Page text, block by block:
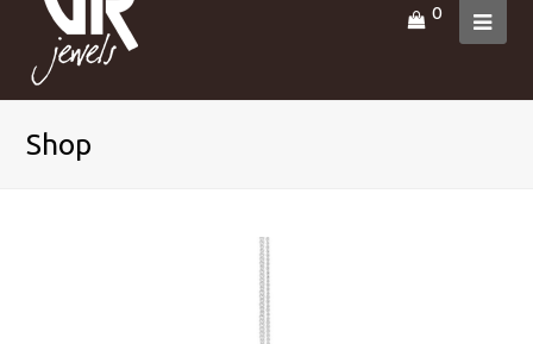
0
Shop